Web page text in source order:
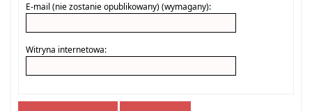
E-mail (nie zostanie opublikowany) (wymagany):
Witryna internetowa: